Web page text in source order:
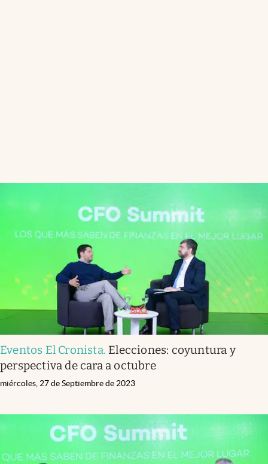
Eventos El Cronista. Elecciones: coyuntura y
perspectiva de cara a octubre
miércoles, 27 de Septiembre de 2023